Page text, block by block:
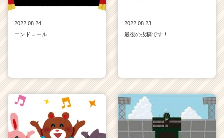
2022.08.24
エンドロール
2022.08.23
最後の投稿です！